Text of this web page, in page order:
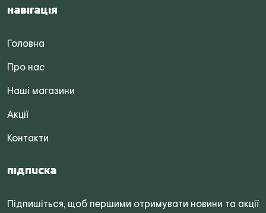
Навігація
Головна
Про нас
Наші магазини
Акції
Контакти
Підписка
Підпишіться, щоб першими отримувати новини та акції